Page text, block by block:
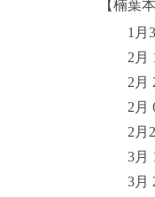
【楠葉
1月31
2月 1
2月 2
2月 6
2月28
3月 1
3月 2